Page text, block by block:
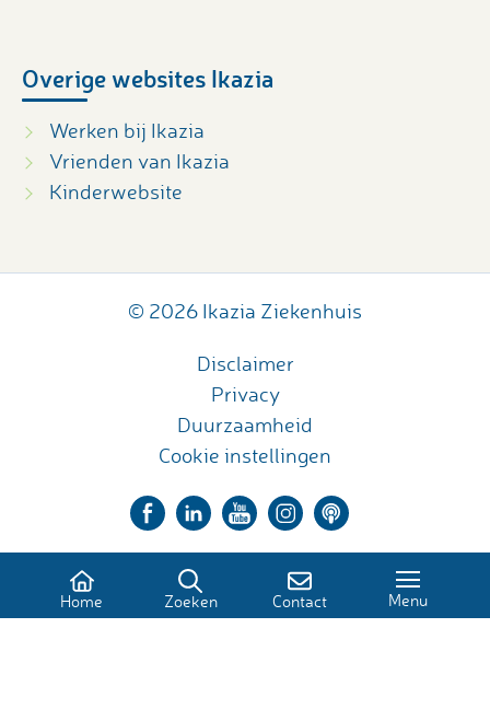
Overige websites Ikazia
Werken bij Ikazia
Vrienden van Ikazia
Kinderwebsite
© 2026 Ikazia Ziekenhuis
Disclaimer
Privacy
Duurzaamheid
Cookie instellingen
Home Zoeken Contact Menu